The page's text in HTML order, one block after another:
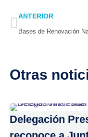
Prev
ANTERIOR
Otras
Delegación